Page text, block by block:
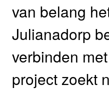
van belang
Julianadorp
verbinden
project zoekt